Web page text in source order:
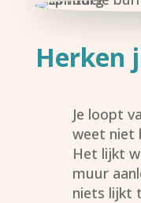
Herken
Je loopt
weet niet
Het lijkt
muur
niets lijkt